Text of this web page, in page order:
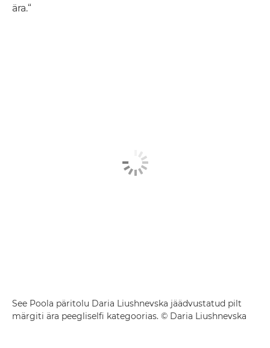
ära.“
See Poola päritolu Daria Liushnevska jäädvustatud pilt
märgiti ära peegliselfi kategoorias. © Daria Liushnevska